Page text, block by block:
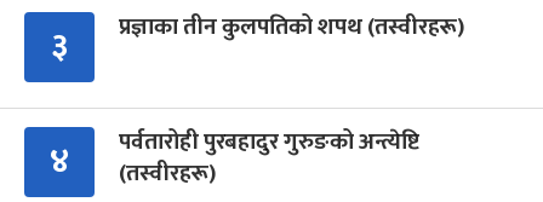
३ प्रज्ञाका तीन कुलपतिको शपथ (तस्वीरहरू)
४
पर्वतारोही पुरबहादुर गुरुङको अन्त्येष्टि
(तस्वीरहरू)